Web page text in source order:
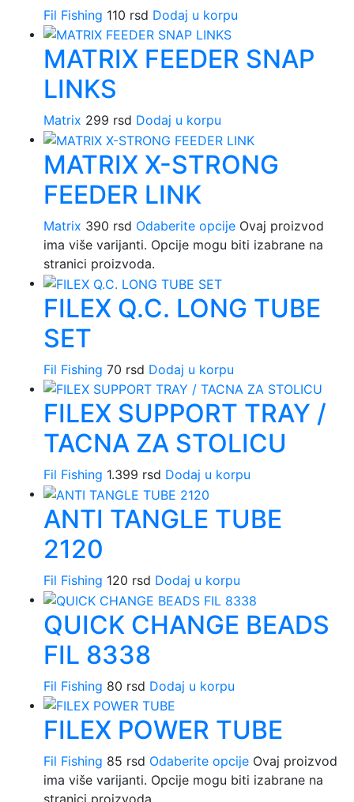
Fil Fishing 110 rsd Dodaj u korpu
MATRIX FEEDER SNAP
LINKS
Matrix 299 rsd Dodaj u korpu
MATRIX X-STRONG
FEEDER LINK
Matrix 390 rsd Odaberite opcije Ovaj proizvod
ima više varijanti. Opcije mogu biti izabrane na
stranici proizvoda.
FILEX Q.C. LONG TUBE
SET
Fil Fishing 70 rsd Dodaj u korpu
FILEX SUPPORT TRAY /
TACNA ZA STOLICU
Fil Fishing 1.399 rsd Dodaj u korpu
ANTI TANGLE TUBE
2120
Fil Fishing 120 rsd Dodaj u korpu
QUICK CHANGE BEADS
FIL 8338
Fil Fishing 80 rsd Dodaj u korpu
FILEX POWER TUBE
Fil Fishing 85 rsd Odaberite opcije Ovaj proizvod
ima više varijanti. Opcije mogu biti izabrane na